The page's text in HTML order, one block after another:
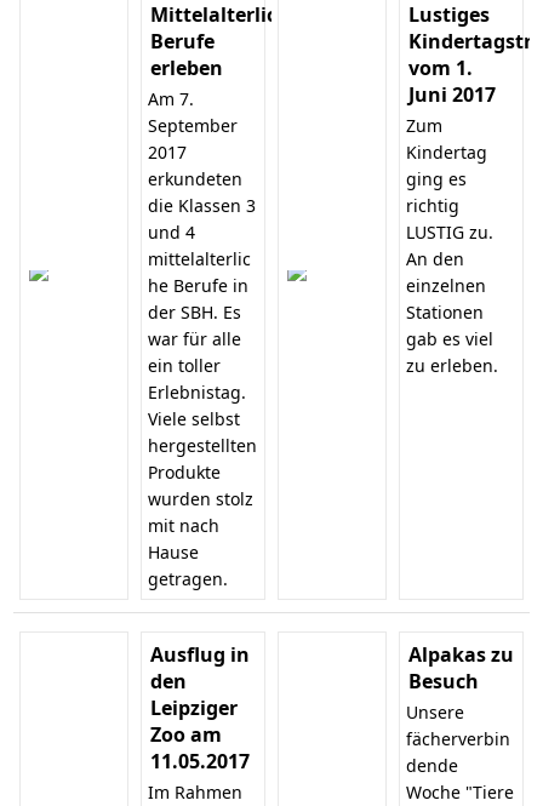
Mittelalterliche
Berufe
erleben
Am 7.
September
2017
erkundeten
die Klassen 3
und 4
mittelalterlic
he Berufe in
der SBH. Es
war für alle
ein toller
Erlebnistag.
Viele selbst
hergestellten
Produkte
wurden stolz
mit nach
Hause
getragen.
Lustiges
vom 1.
Juni 2017
Zum
Kindertag
ging es
richtig
LUSTIG zu.
An den
einzelnen
Stationen
gab es viel
zu erleben.
Ausflug in
den
Leipziger
Zoo am
11.05.2017
Im Rahmen
Alpakas zu
Besuch
Unsere
fächerverbin
dende
Woche "Tiere